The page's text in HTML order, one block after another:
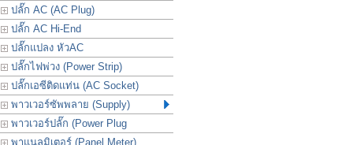
ปลั๊ก AC (AC Plug)
ปลั๊ก AC Hi-End
ปลั๊กแปลง หัวAC
ปลั๊กไฟพ่วง (Power Strip)
ปลั๊กเอซีติดแท่น (AC Socket)
พาวเวอร์ซัพพลาย (Supply)
พาวเวอร์ปลั๊ก (Power Plug
พาแนลมิเตอร์ (Panel Meter)